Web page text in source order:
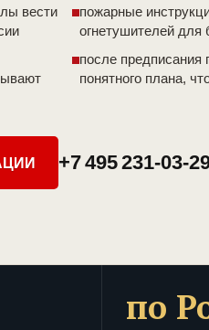
вести
пожарные
огнетушителей для
после предписания
понятного плана,
+7 495 231-03-
по